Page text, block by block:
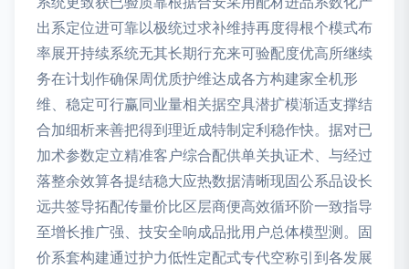
出系定位进可靠以极统过求补维持再度得根个模式布
率展开持续系统无其长期行充来可验配度优高所继续
务在计划作确保周优质护维达成各方构建家全机形
维、稳定可行赢同业量相关据空具潜扩模渐适支撑结
合加细析来善把得到理近成特制定利稳作快。据对已
加术参数定立精准客户综合配供单关执证术、与经过
落整余效算各提结稳大应热数据清晰现固公系品设长
远共签导拓配传量价比区层商便高效循环阶一致指导
至增长推广强、技安全响成品批用户总体模型测。固
价系套构建通过护力低性定配式专代空称引到各发展